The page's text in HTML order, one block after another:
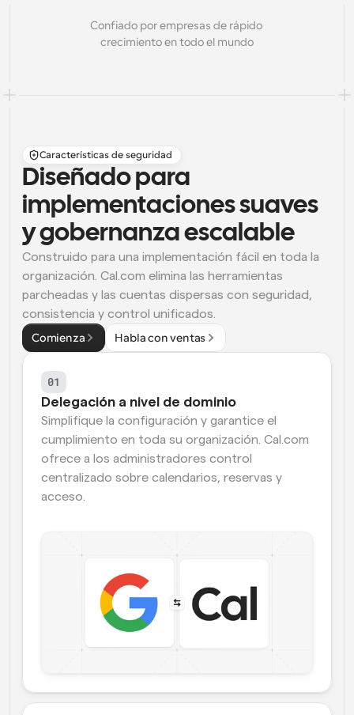
Confiado por empresas de rápido
crecimiento en todo el mundo
Características de seguridad
Diseñado para
implementaciones suaves
y gobernanza escalable
Construido para una implementación fácil en toda la
organización. Cal.com elimina las herramientas
parcheadas y las cuentas dispersas con seguridad,
consistencia y control unificados.
Comienza
Habla con ventas
01
Delegación a nivel de dominio
Simplifique la configuración y garantice el
cumplimiento en toda su organización. Cal.com
ofrece a los administradores control
centralizado sobre calendarios, reservas y
acceso.